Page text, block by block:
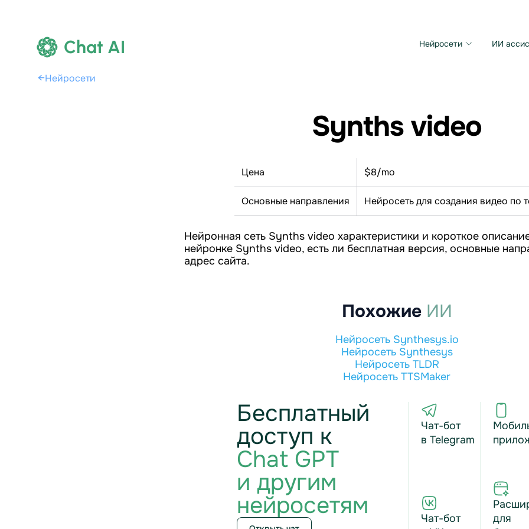
Chat AI Нейросети ИИ
←Нейросети
Synths video
Цена $8/mo
Основные направления Нейросеть для создания видео по
Нейронная сеть Synths video характеристики и короткое
нейронке Synths video, есть ли бесплатная версия, основные
адрес сайта.
Похожие ИИ
Нейросеть Synthesys.io
Нейросеть Synthesys
Нейросеть TLDR
Нейросеть TTSMaker
Бесплатный
доступ к
Chat GPT
и другим
нейросетям
Чат-бот
в Telegram
Чат-бот
для